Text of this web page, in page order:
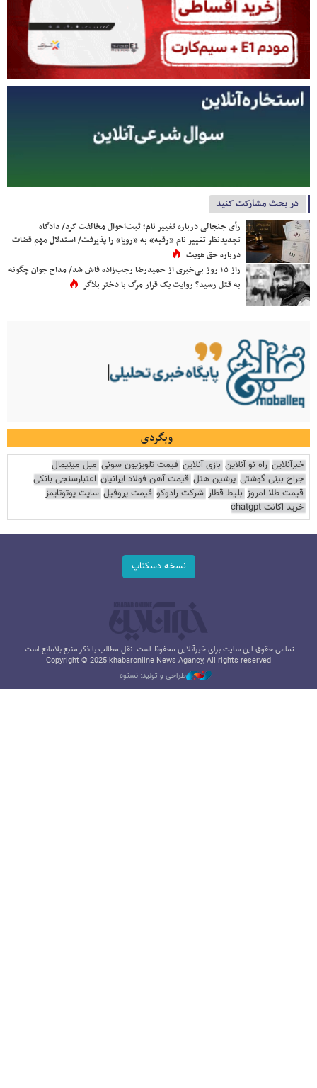
در بحث مشارکت کنید
رأی جنجالی درباره تغییر نام؛ ثبت‌احوال مخالفت کرد/ دادگاه
تجدیدنظر تغییر نام «رقیه» به «رویا» را پذیرفت/ استدلال مهم قضات
درباره حق هویت
راز ۱۵ روز بی‌خبری از حمیدرضا رجب‌زاده فاش شد/ مداح جوان چگونه
به قتل رسید؟ روایت یک قرار مرگ با دختر بلاگر
وبگردی
خبرآنلاین راه نو آنلاین بازی آنلاین قیمت تلویزیون سونی مبل مینیمال
جراح بینی گوشتی پرشین هتل قیمت آهن فولاد ایرانیان اعتبارسنجی بانکی
قیمت طلا امروز بلیط قطار شرکت رادوکو قیمت پروفیل سایت یوتوتایمز
خرید اکانت chatgpt
نسخه دسکتاپ
تمامی حقوق این سایت برای خبرآنلاین محفوظ است. نقل مطالب با ذکر منبع بلامانع است.
Copyright © 2025 khabaronline News Agancy, All rights reserved
طراحی و تولید: نستوه